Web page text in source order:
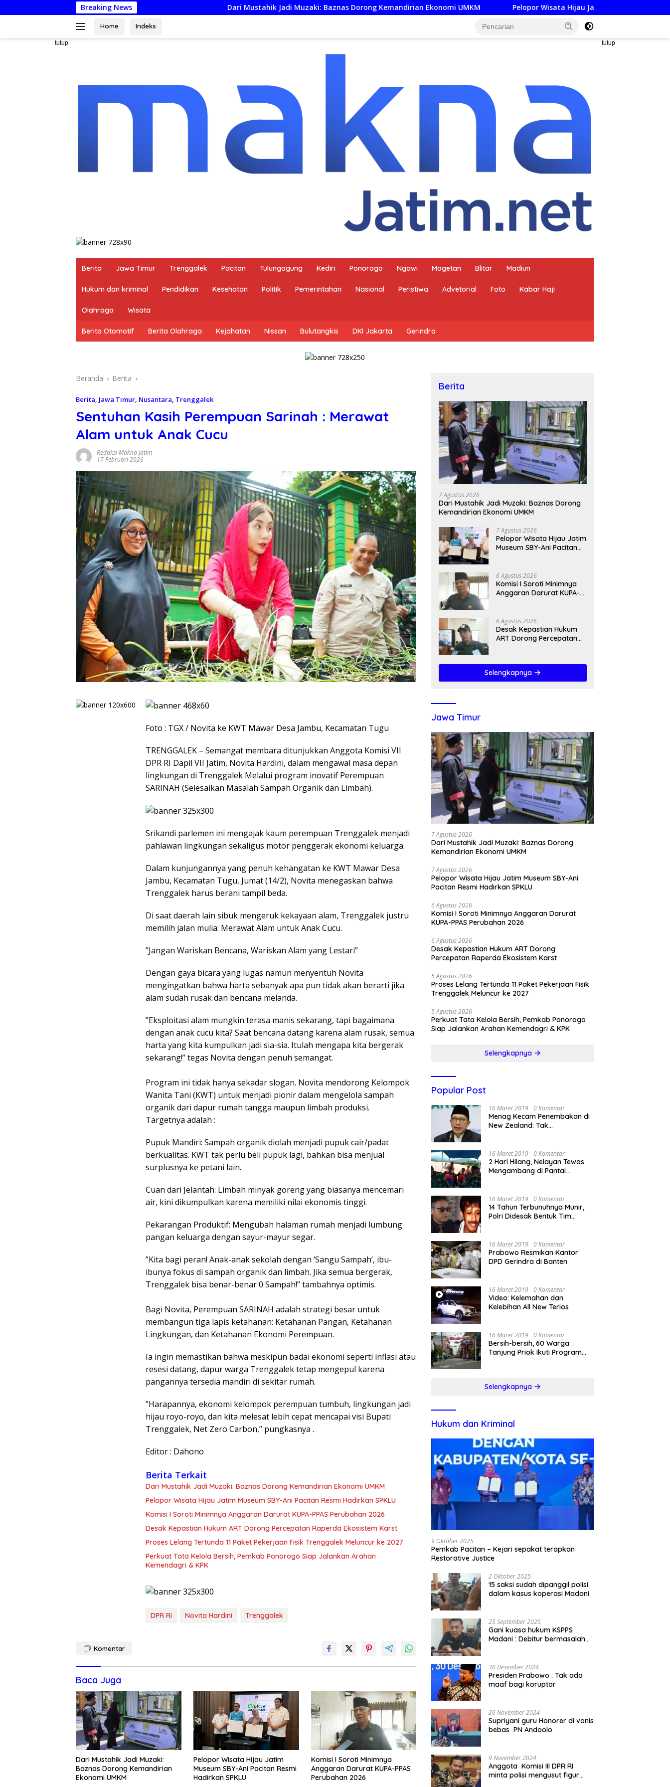
ke
Breaking News Dari Mustahik Jadi Muzaki: Baznas Dorong Kemandirian Ekonomi UMKM Pelopor Wisata Hijau Jatim Museum SBY-Ani Pacitan Resmi
Home Indeks
tutup tutup
Berita Jawa Timur Trenggalek Pacitan Tulungagung Kediri Ponorogo Ngawi Magetan Blitar Madiun
Hukum dan kriminal Pendidikan Kesehatan Politik Pemerintahan Nasional Peristiwa Advetorial Foto Kabar Haji
Olahraga Wisata
Berita Otomotif Berita Olahraga Kejahatan Nissan Bulutangkis DKI Jakarta Gerindra
Beranda Berita
Berita, Jawa Timur, Nusantara, Trenggalek
Sentuhan Kasih Perempuan Sarinah : Merawat
Alam untuk Anak Cucu
Redaksi Makna Jatim
17 Februari 2026
Foto : TGX / Novita ke KWT Mawar Desa Jambu, Kecamatan Tugu
​TRENGGALEK – Semangat membara ditunjukkan Anggota Komisi VII
DPR RI Dapil VII Jatim, Novita Hardini, dalam mengawal masa depan
lingkungan di Trenggalek Melalui program inovatif Perempuan
SARINAH (Selesaikan Masalah Sampah Organik dan Limbah).
Srikandi parlemen ini mengajak kaum perempuan Trenggalek menjadi
pahlawan lingkungan sekaligus motor penggerak ekonomi keluarga.
​Dalam kunjungannya yang penuh kehangatan ke KWT Mawar Desa
Jambu, Kecamatan Tugu, Jumat (14/2), Novita menegaskan bahwa
Trenggalek harus berani tampil beda.
Di saat daerah lain sibuk mengeruk kekayaan alam, Trenggalek justru
memilih jalan mulia: Merawat Alam untuk Anak Cucu.
​”Jangan Wariskan Bencana, Wariskan Alam yang Lestari”
​Dengan gaya bicara yang lugas namun menyentuh Novita
mengingatkan bahwa harta sebanyak apa pun tidak akan berarti jika
alam sudah rusak dan bencana melanda.
​”Eksploitasi alam mungkin terasa manis sekarang, tapi bagaimana
dengan anak cucu kita? Saat bencana datang karena alam rusak, semua
harta yang kita kumpulkan jadi sia-sia. Itulah mengapa kita bergerak
sekarang!” tegas Novita dengan penuh semangat.
​Program ini tidak hanya sekadar slogan. Novita mendorong Kelompok
Wanita Tani (KWT) untuk menjadi pionir dalam mengelola sampah
organik dari dapur rumah tangga maupun limbah produksi.
​Targetnya adalah :
​Pupuk Mandiri: Sampah organik diolah menjadi pupuk cair/padat
berkualitas. KWT tak perlu beli pupuk lagi, bahkan bisa menjual
surplusnya ke petani lain.
​Cuan dari Jelantah: Limbah minyak goreng yang biasanya mencemari
air, kini dikumpulkan karena memiliki nilai ekonomis tinggi.
​Pekarangan Produktif: Mengubah halaman rumah menjadi lumbung
pangan keluarga dengan sayur-mayur segar.
​”Kita bagi peran! Anak-anak sekolah dengan ‘Sangu Sampah’, ibu-
ibunya fokus di sampah organik dan limbah. Jika semua bergerak,
Trenggalek bisa benar-benar 0 Sampah!” tambahnya optimis.
​Bagi Novita, Perempuan SARINAH adalah strategi besar untuk
membangun tiga lapis ketahanan: Ketahanan Pangan, Ketahanan
Lingkungan, dan Ketahanan Ekonomi Perempuan.
​Ia ingin memastikan bahwa meskipun badai ekonomi seperti inflasi atau
resesi datang, dapur warga Trenggalek tetap mengepul karena
pangannya tersedia mandiri di sekitar rumah.
​”Harapannya, ekonomi kelompok perempuan tumbuh, lingkungan jadi
hijau royo-royo, dan kita melesat lebih cepat mencapai visi Bupati
Trenggalek, Net Zero Carbon,” pungkasnya .
Editor : Dahono
Berita Terkait
Dari Mustahik Jadi Muzaki: Baznas Dorong Kemandirian Ekonomi UMKM
Pelopor Wisata Hijau Jatim Museum SBY-Ani Pacitan Resmi Hadirkan SPKLU
Komisi I Soroti Minimnya Anggaran Darurat KUPA-PPAS Perubahan 2026
Desak Kepastian Hukum ART Dorong Percepatan Raperda Ekosistem Karst
Proses Lelang Tertunda 11 Paket Pekerjaan Fisik Trenggalek Meluncur ke 2027
Perkuat Tata Kelola Bersih, Pemkab Ponorogo Siap Jalankan Arahan
Kemendagri & KPK
DPR RI Novita Hardini Trenggalek
Komentar
Baca Juga
Dari Mustahik Jadi Muzaki:
Baznas Dorong Kemandirian
Ekonomi UMKM
Pelopor Wisata Hijau Jatim
Museum SBY-Ani Pacitan Resmi
Hadirkan SPKLU
Komisi I Soroti Minimnya
Anggaran Darurat KUPA-PPAS
Perubahan 2026
Berita
7 Agustus 2026
Dari Mustahik Jadi Muzaki: Baznas Dorong
Kemandirian Ekonomi UMKM
7 Agustus 2026
Pelopor Wisata Hijau Jatim
Museum SBY-Ani Pacitan
6 Agustus 2026
Komisi I Soroti Minimnya
Anggaran Darurat KUPA-
6 Agustus 2026
Desak Kepastian Hukum
ART Dorong Percepatan
Selengkapnya
Jawa Timur
7 Agustus 2026
Dari Mustahik Jadi Muzaki: Baznas Dorong
Kemandirian Ekonomi UMKM
7 Agustus 2026
Pelopor Wisata Hijau Jatim Museum SBY-Ani
Pacitan Resmi Hadirkan SPKLU
6 Agustus 2026
Komisi I Soroti Minimnya Anggaran Darurat
KUPA-PPAS Perubahan 2026
6 Agustus 2026
Desak Kepastian Hukum ART Dorong
Percepatan Raperda Ekosistem Karst
5 Agustus 2026
Proses Lelang Tertunda 11 Paket Pekerjaan Fisik
Trenggalek Meluncur ke 2027
5 Agustus 2026
Perkuat Tata Kelola Bersih, Pemkab Ponorogo
Siap Jalankan Arahan Kemendagri & KPK
Selengkapnya
Popular Post
16 Maret 2019 0 Komentar
Menag Kecam Penembakan di
New Zealand: Tak
16 Maret 2019 0 Komentar
2 Hari Hilang, Nelayan Tewas
Mengambang di Pantai
16 Maret 2019 0 Komentar
14 Tahun Terbunuhnya Munir,
Polri Didesak Bentuk Tim
16 Maret 2019 0 Komentar
Prabowo Resmikan Kantor
DPD Gerindra di Banten
16 Maret 2019 0 Komentar
Video: Kelemahan dan
Kelebihan All New Terios
16 Maret 2019 0 Komentar
Bersih-bersih, 60 Warga
Tanjung Priok Ikuti Program
Selengkapnya
Hukum dan Kriminal
9 Oktober 2025
Pemkab Pacitan – Kejari sepakat terapkan
Restorative Justice
2 Oktober 2025
15 saksi sudah dipanggil polisi
dalam kasus koperasi Madani
25 September 2025
Gani kuasa hukum KSPPS
Madani : Debitur bermasalah
30 Desember 2024
Presiden Prabowo : Tak ada
maaf bagi koruptor
26 November 2024
Supriyani guru Honorer di vonis
bebas PN Andoolo
9 November 2024
Anggota Komisi III DPR RI
minta polisi mengusut figur